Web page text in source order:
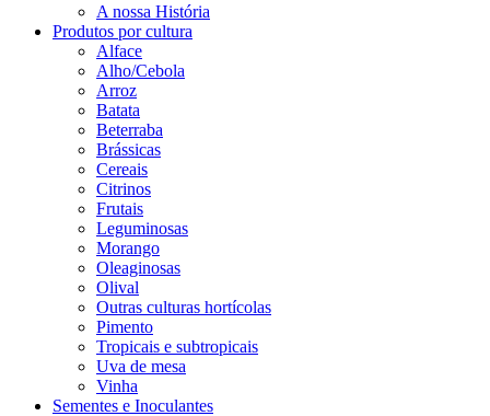
A nossa História
Produtos por cultura
Alface
Alho/Cebola
Arroz
Batata
Beterraba
Brássicas
Cereais
Citrinos
Frutais
Leguminosas
Morango
Oleaginosas
Olival
Outras culturas hortícolas
Pimento
Tropicais e subtropicais
Uva de mesa
Vinha
Sementes e Inoculantes